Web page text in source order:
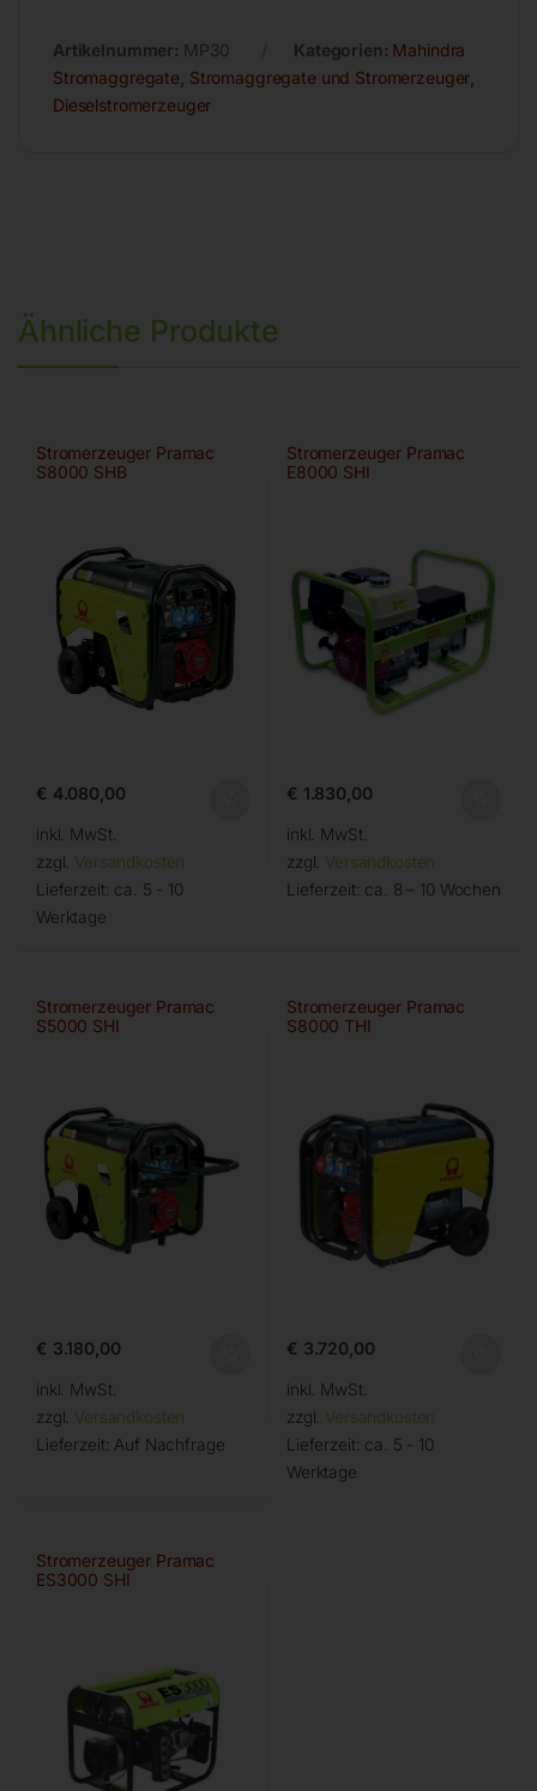
Artikelnummer: MP30 Kategorien: Mahindra
Stromaggregate Stromaggregate und Stromerzeuger
Dieselstromerzeuger
Ähnliche Produkte
Stromerzeuger Pramac
S8000 SHB
€ 4.080,00
inkl. MwSt.
zzgl. Versandkosten
Lieferzeit: ca. 5 - 10
Werktage
Stromerzeuger Pramac
E8000 SHI
€ 1.830,00
inkl. MwSt.
zzgl. Versandkosten
Lieferzeit: ca. 8 – 10 Wochen
Stromerzeuger Pramac
S5000 SHI
€ 3.180,00
inkl. MwSt.
zzgl. Versandkosten
Lieferzeit: Auf Nachfrage
Stromerzeuger Pramac
S8000 THI
€ 3.720,00
inkl. MwSt.
zzgl. Versandkosten
Lieferzeit: ca. 5 - 10
Werktage
Stromerzeuger Pramac
ES3000 SHI